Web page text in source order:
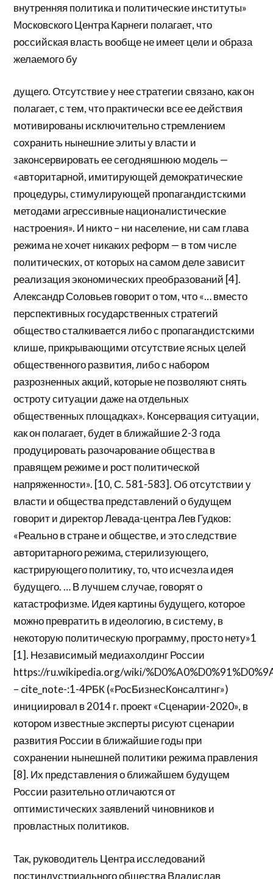
внутренняя политика и политические институты»
Московского Центра Карнеги полагает, что
российская власть вообще не имеет цели и образа
желаемого бу
дущего. Отсутствие у нее стратегии связано, как он
полагает, с тем, что практически все ее действия
мотивированы исключительно стремлением
сохранить нынешние элиты у власти и
законсервировать ее сегодняшнюю модель —
«авторитарной, имитирующей демократические
процедуры, стимулирующей пропагандистскими
методами агрессивные националистические
настроения». И никто – ни население, ни сам глава
режима не хочет никаких реформ — в том числе
политических, от которых на самом деле зависит
реализация экономических преобразований [4].
Александр Соловьев говорит о том, что «… вместо
перспективных государственных стратегий
общество сталкивается либо с пропагандистскими
клише, прикрывающими отсутствие ясных целей
общественного развития, либо с набором
разрозненных акций, которые не позволяют снять
остроту ситуации даже на отдельных
общественных площадках». Консервация ситуации,
как он полагает, будет в ближайшие 2-3 года
продуцировать разочарование общества в
правящем режиме и рост политической
напряженности». [10, С. 581-583]. Об отсутствии у
власти и общества представлений о будущем
говорит и директор Левада-центра Лев Гудков:
«Реально в стране и обществе, и это следствие
авторитарного режима, стерилизующего,
кастрирующего политику, то, что исчезла идея
будущего. … В лучшем случае, говорят о
катастрофизме. Идея картины будущего, которое
можно превратить в идеологию, в систему, в
некоторую политическую программу, просто нету»1
[1]. Независимый медиахолдинг России
https://ru.wikipedia.org/wiki/
– cite_note-:1-4РБК («РосБизнесКонсалтинг»)
инициировал в 2014 г. проект «Сценарии-2020», в
котором известные эксперты рисуют сценарии
развития России в ближайшие годы при
сохранении нынешней политики режима правления
[8]. Их представления о ближайшем будущем
России разительно отличаются от
оптимистических заявлений чиновников и
провластных политиков.
Так, руководитель Центра исследований
постиндустриального общества Владислав